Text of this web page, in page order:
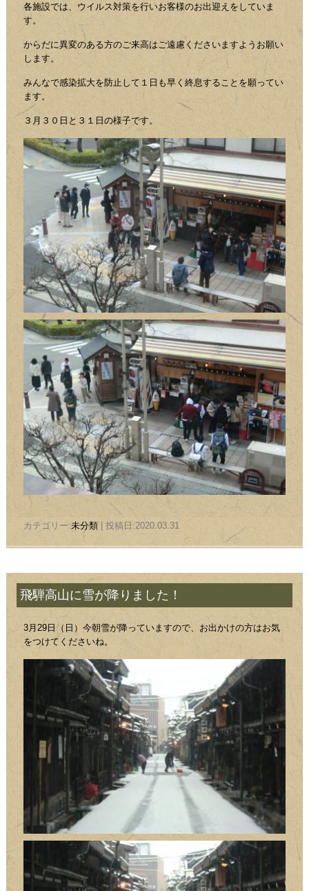
各施設では、ウイルス対策を行いお客様のお出迎えをしていま
す。
からだに異変のある方のご来高はご遠慮くださいますようお願い
します。
みんなで感染拡大を防止して１日も早く終息することを願ってい
ます。
３月３０日と３１日の様子です。
カテゴリー:未分類| 投稿日:2020.03.31
飛騨高山に雪が降りました！
3月29日（日）今朝雪が降っていますので、お出かけの方はお気
をつけてくださいね。